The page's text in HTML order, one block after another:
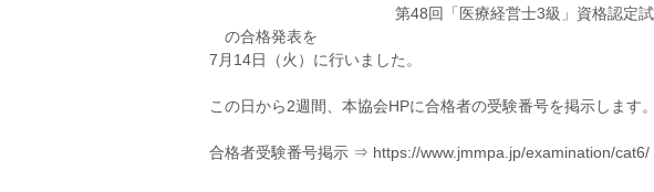
第48回「医療経営士3級」資格認定試
の合格発表を
7月14日（火）に行いました。
この日から2週間、本協会HPに合格者の受験番号を掲示します。
合格者受験番号掲示 ⇒ https://www.jmmpa.jp/examination/cat6/